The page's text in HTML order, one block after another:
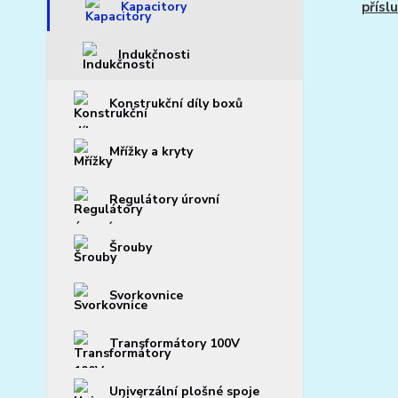
Kapacitory
Indukčnosti
Konstrukční díly boxů
Mřížky a kryty
Regulátory úrovní
Šrouby
Svorkovnice
Transformátory 100V
Univerzální plošné spoje